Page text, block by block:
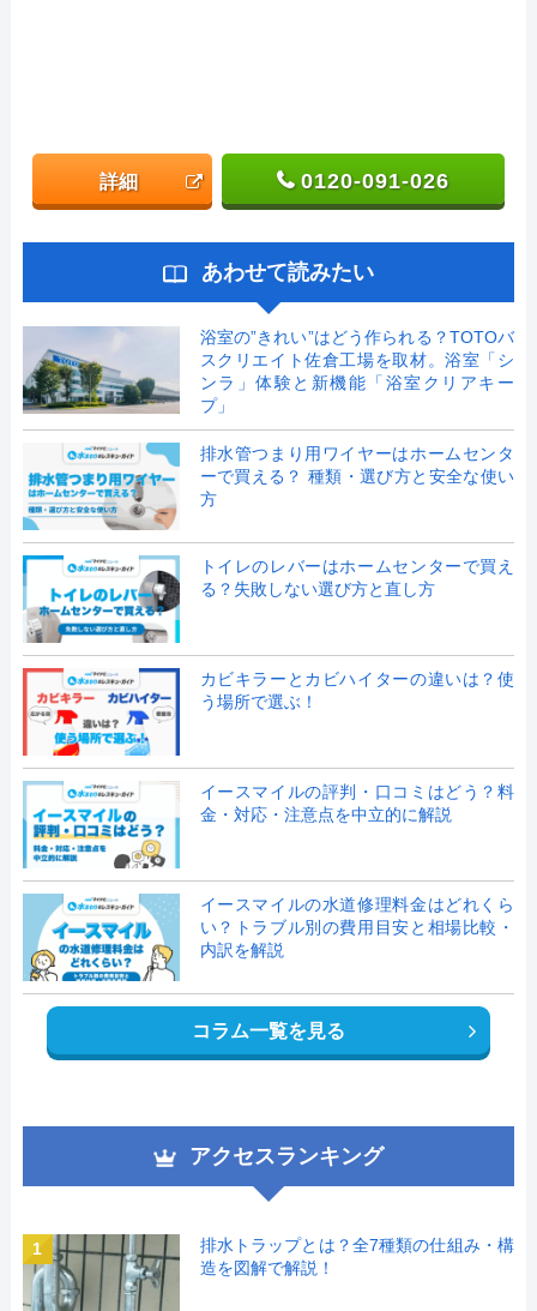
詳細 0120-091-026
あわせて読みたい
浴室の”きれい”はどう作られる？TOTOバ
スクリエイト佐倉工場を取材。浴室「シ
ンラ」体験と新機能「浴室クリアキー
プ」
排水管つまり用ワイヤーはホームセンタ
ーで買える？ 種類・選び方と安全な使い
方
トイレのレバーはホームセンターで買え
る？失敗しない選び方と直し方
カビキラーとカビハイターの違いは？使
う場所で選ぶ！
イースマイルの評判・口コミはどう？料
金・対応・注意点を中立的に解説
イースマイルの水道修理料金はどれくら
い？トラブル別の費用目安と相場比較・
内訳を解説
コラム一覧を見る
アクセスランキング
1
排水トラップとは？全7種類の仕組み・構
造を図解で解説！